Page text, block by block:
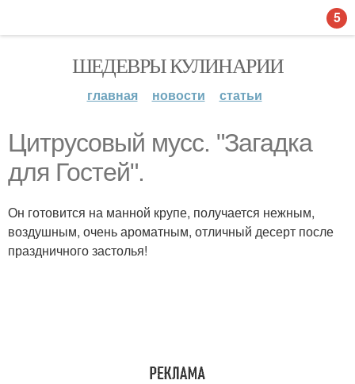
ШЕДЕВРЫ КУЛИНАРИИ
главная новости статьи
Цитрусовый мусс. "Загадка
для Гостей".
Он готовится на манной крупе, получается нежным,
воздушным, очень ароматным, отличный десерт после
праздничного застолья!
5